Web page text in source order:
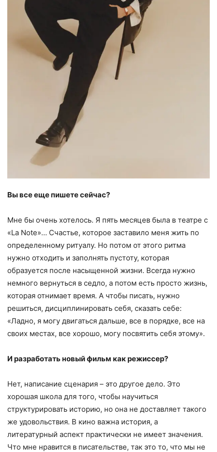
Вы все еще пишете сейчас?
Мне бы очень хотелось. Я пять месяцев была в театре с
«La Note»… Счастье, которое заставило меня жить по
определенному ритуалу. Но потом от этого ритма
нужно отходить и заполнять пустоту, которая
образуется после насыщенной жизни. Всегда нужно
немного вернуться в седло, а потом есть просто жизнь,
которая отнимает время. А чтобы писать, нужно
решиться, дисциплинировать себя, сказать себе:
«Ладно, я могу двигаться дальше, все в порядке, все на
своих местах, все хорошо, могу посвятить себя этому».
И разработать новый фильм как режиссер?
Нет, написание сценария – это другое дело. Это
хорошая школа для того, чтобы научиться
структурировать историю, но она не доставляет такого
же удовольствия. В кино важна история, а
литературный аспект практически не имеет значения.
Что мне нравится в писательстве, так это то, что мы не